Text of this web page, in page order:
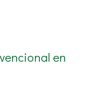
en